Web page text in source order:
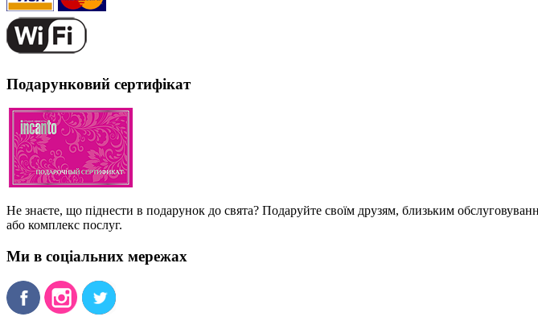
Подарунковий сертифікат
Не знаєте, що піднести в подарунок до свята? Подаруйте своїм друзям, близьким
або комплекс послуг.
Ми в соціальних мережах